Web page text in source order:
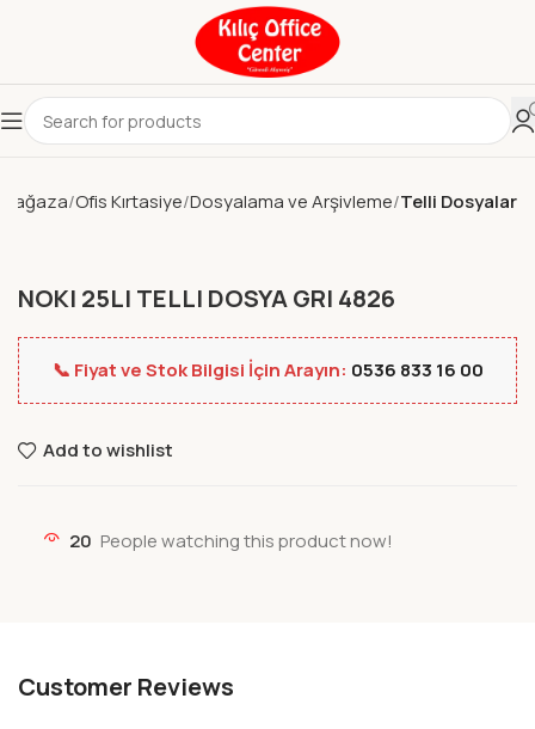
Mağaza Ofis Kırtasiye Dosyalama ve Arşivleme Telli Dosyalar
NOKI 25LI TELLI DOSYA GRI 4826
📞 Fiyat ve Stok Bilgisi İçin Arayın: 0536 833 16 00
Add to wishlist
20 People watching this product now!
Customer Reviews